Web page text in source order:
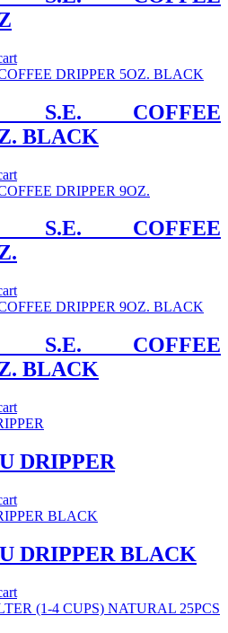
S.E. COFFEE
BLACK
S.E. COFFEE
S.E. COFFEE
BLACK
DRIPPER
DRIPPER BLACK